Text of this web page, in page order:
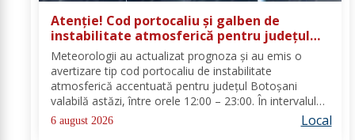
Atenție! Cod portocaliu și galben de
instabilitate atmosferică pentru județul
Botoșani
Meteorologii au actualizat prognoza și au emis o
avertizare tip cod portocaliu de instabilitate
atmosferică accentuată pentru județul Botoșani
valabilă astăzi, între orele 12:00 – 23:00. În intervalul
menționat vor fi perioade cu instabilitate atmosferică
accentuată ce se va manifesta prin...
6 august 2026 Local